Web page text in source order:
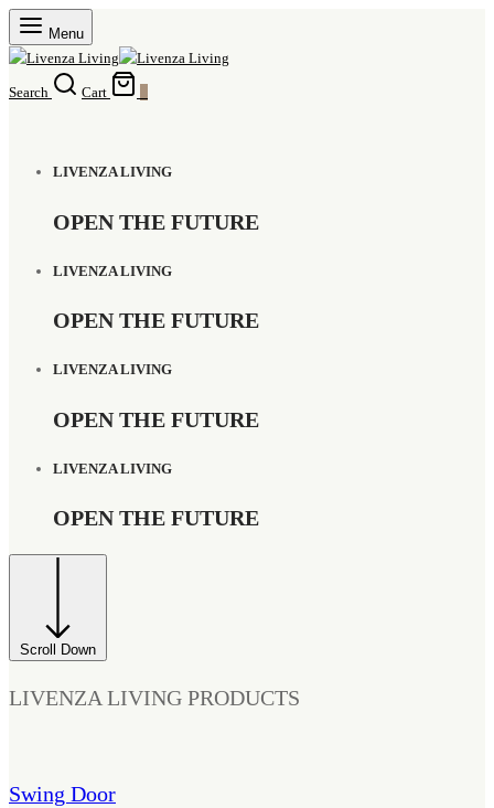
Menu
Search Cart
LIVENZA LIVING
OPEN THE FUTURE
LIVENZA LIVING
OPEN THE FUTURE
LIVENZA LIVING
OPEN THE FUTURE
LIVENZA LIVING
OPEN THE FUTURE
Scroll Down
LIVENZA LIVING PRODUCTS
Swing Door